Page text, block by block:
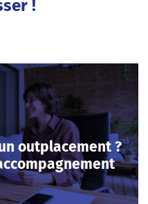
!
outplacement ?